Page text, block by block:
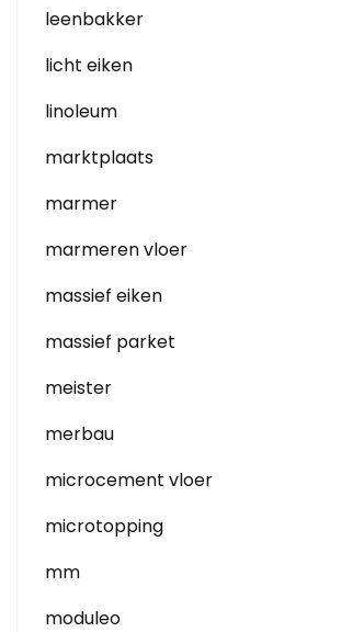
leenbakker
licht eiken
linoleum
marktplaats
marmer
marmeren vloer
massief eiken
massief parket
meister
merbau
microcement vloer
microtopping
mm
moduleo